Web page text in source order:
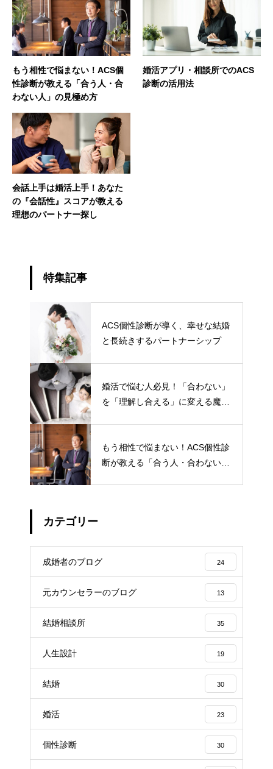
もう相性で悩まない！ACS個
性診断が教える「合う人・合
わない人」の見極め方
婚活アプリ・相談所でのACS
診断の活用法
会話上手は婚活上手！あなた
の『会話性』スコアが教える
理想のパートナー探し
特集記事
ACS個性診断が導く、幸せな結婚
と長続きするパートナーシップ
婚活で悩む人必見！「合わない」
を「理解し合える」に変える魔法
もう相性で悩まない！ACS個性診
断が教える「合う人・合わない
カテゴリー
成婚者のブログ 24
元カウンセラーのブログ 13
結婚相談所 35
人生設計 19
結婚 30
婚活 23
個性診断 30